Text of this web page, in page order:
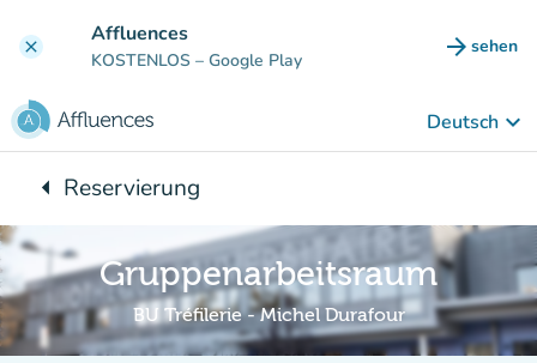
clear Affluences
KOSTENLOS – Google Play arrow_forward sehen
(new
Deutsch keyboard_arrow_down
arrow_leftZurück zu:
Reservierung
Gruppenarbeitsraum
BU Tréfilerie - Michel Durafour